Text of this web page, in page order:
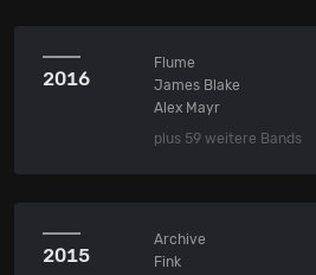
2016
Flume
James Blake
Alex Mayr
plus 59 weitere Bands
2015
Archive
Fink